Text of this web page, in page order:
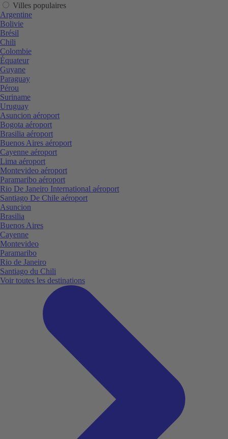
Villes populaires
Argentine
Bolivie
Brésil
Chili
Colombie
Équateur
Guyane
Paraguay
Pérou
Suriname
Uruguay
Asuncion aéroport
Bogota aéroport
Brasilia aéroport
Buenos Aires aéroport
Cayenne aéroport
Lima aéroport
Montevideo aéroport
Paramaribo aéroport
Rio De Janeiro International aéroport
Santiago De Chile aéroport
Asuncion
Brasilia
Buenos Aires
Cayenne
Montevideo
Paramaribo
Rio de Janeiro
Santiago du Chili
Voir toutes les destinations